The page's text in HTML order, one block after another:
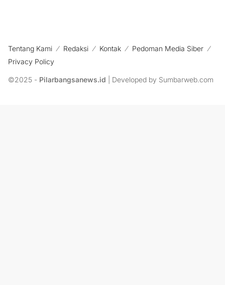
Tentang Kami Redaksi Kontak
Pedoman Media Siber
Privacy Policy
©2025 - Pilarbangsanews.id | Developed by Sumbarweb.com